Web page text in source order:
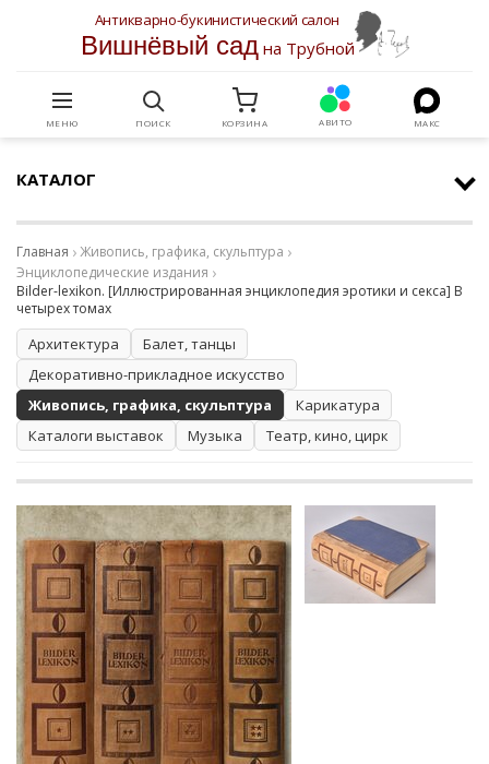
Антикварно-букинистический салон
Вишнёвый садна Трубной
МЕНЮ ПОИСК КОРЗИНА АВИТО МАКС
КАТАЛОГ
Главная
Живопись, графика, скульптура
Энциклопедические издания
Bilder-lexikon. [Иллюстрированная энциклопедия эротики и секса] В
четырех томах
Архитектура
Балет, танцы
Декоративно-прикладное искусство
Живопись, графика, скульптура
Карикатура
Каталоги выставок
Музыка Театр, кино, цирк